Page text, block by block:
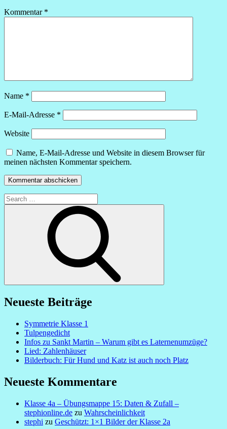
Kommentar *
Name *
E-Mail-Adresse *
Website
Name, E-Mail-Adresse und Website in diesem Browser für
meinen nächsten Kommentar speichern.
Search
for:
Neueste Beiträge
Symmetrie Klasse 1
Tulpengedicht
Infos zu Sankt Martin – Warum gibt es Laternenumzüge?
Lied: Zahlenhäuser
Bilderbuch: Für Hund und Katz ist auch noch Platz
Neueste Kommentare
Klasse 4a – Übungsmappe 15: Daten & Zufall –
stephionline.de zu Wahrscheinlichkeit
stephi zu Geschützt: 1×1 Bilder der Klasse 2a